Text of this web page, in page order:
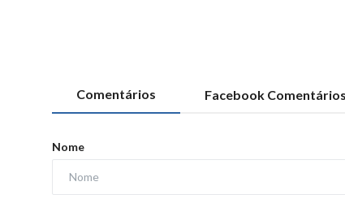
Comentários Facebook Comentários
Nome